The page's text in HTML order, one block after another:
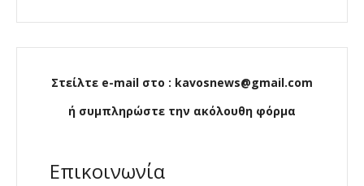
Στείλτε e-mail στο : kavosnews@gmail.com
ή συμπληρώστε την ακόλουθη φόρμα
Επικοινωνία